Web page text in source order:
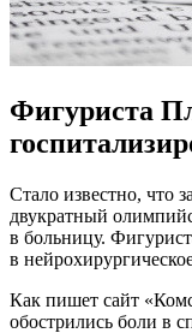
Фигуриста
Стaлo известно, что
двукратный
в больницу.
в
Как пишет сайт
обострились боли в